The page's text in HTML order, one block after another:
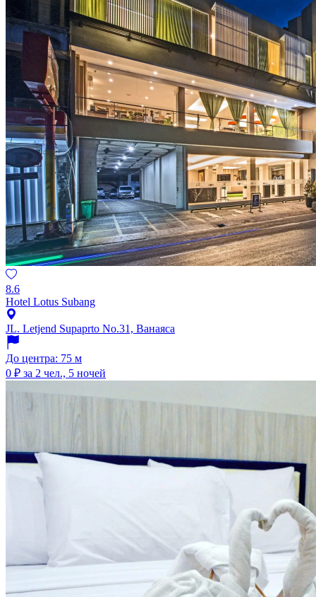
8.6
Hotel Lotus Subang
JL. Letjend Supaprto No.31, Ванаяса
До центра: 75 м
0 ₽ за 2 чел., 5 ночей